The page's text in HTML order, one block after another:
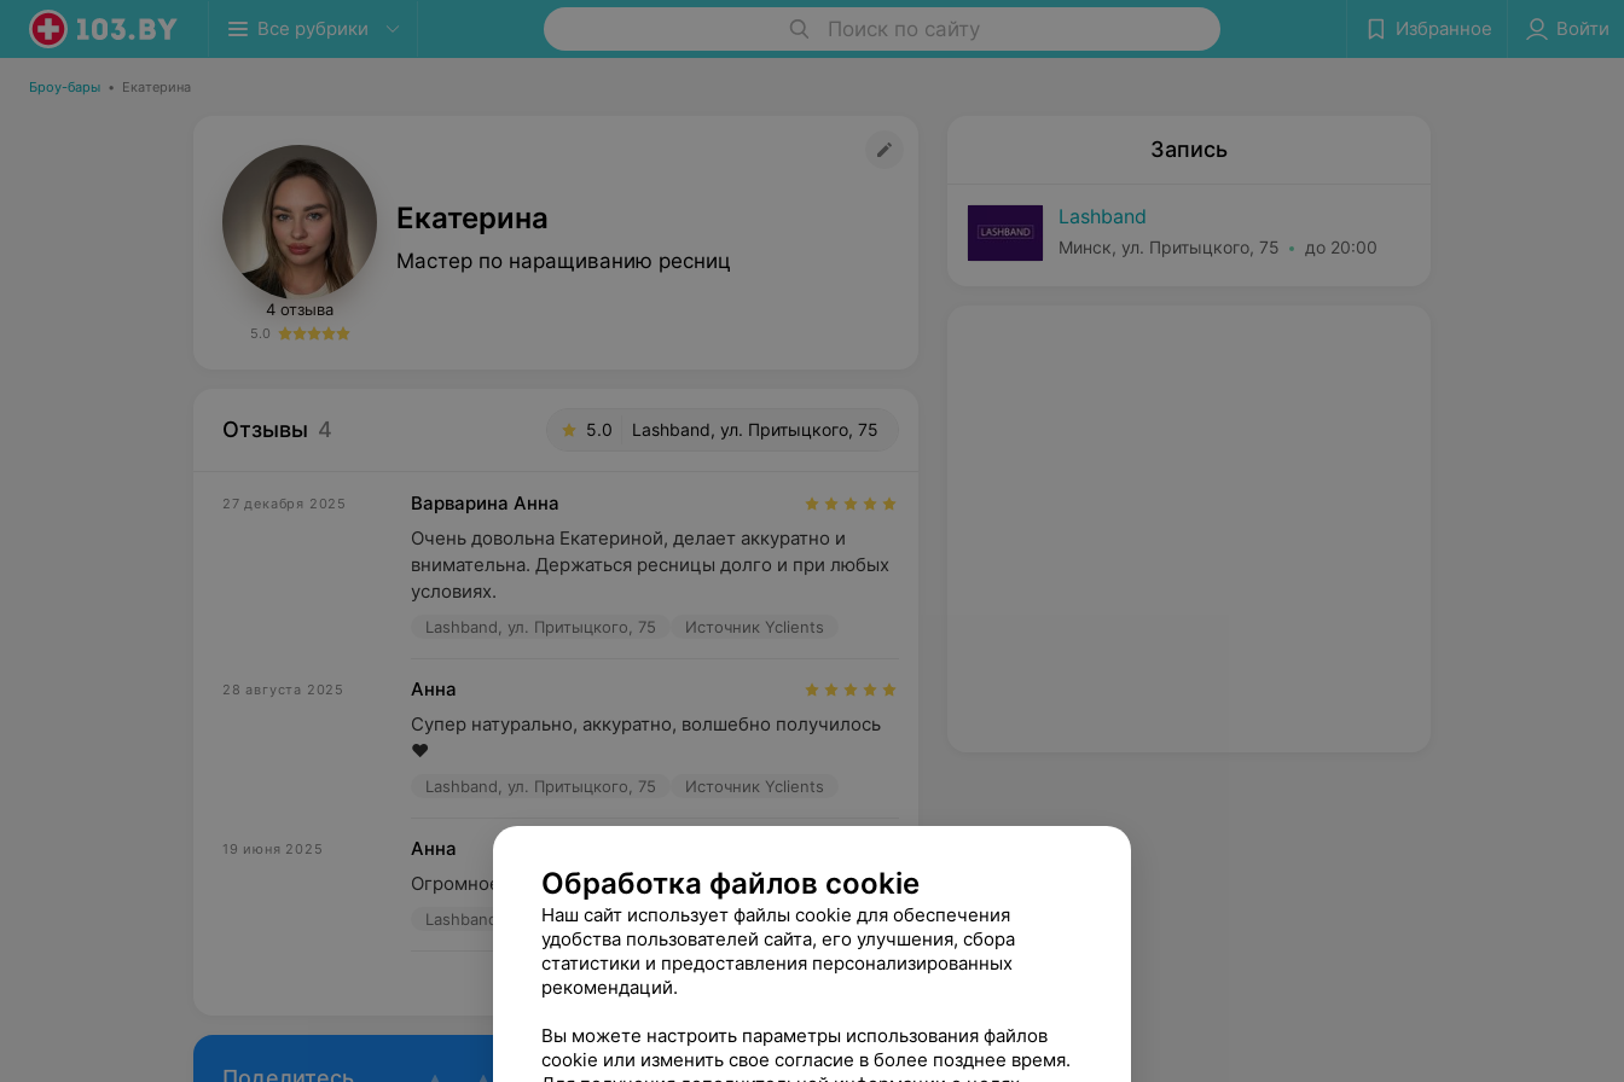
Все рубрики Поиск по сайту Избранное Войти
Броу-бары • Екатерина
4 отзыва
5.0
Екатерина
Мастер по наращиванию ресниц
Отзывы 4 5.0 Lashband, ул. Притыцкого, 75
27 декабря 2025
Варварина Анна
Очень довольна Екатериной, делает аккуратно и
внимательна. Держаться ресницы долго и при любых
условиях.
Lashband, ул. Притыцкого, 75 Источник Yclients
28 августа 2025
Анна
Супер натурально, аккуратно, волшебно получилось
❤️
Lashband, ул. Притыцкого, 75 Источник Yclients
19 июня 2025
Анна
Огромное спасибо за прекрасные реснички
Lashband, ул. Притыцкого, 75 Источник Yclients
Показать ещё
Запись
Lashband
Минск, ул. Притыцкого, 75 до 20:00
Обработка файлов cookie
Наш сайт использует файлы cookie для обеспечения
удобства пользователей сайта, его улучшения, сбора
статистики и предоставления персонализированных
рекомендаций.
Вы можете настроить параметры использования файлов
cookie или изменить свое согласие в более позднее время.